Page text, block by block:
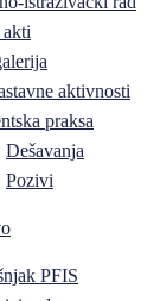
aktivnosti
praksa
Dešavanja
Pozivi
PFIS